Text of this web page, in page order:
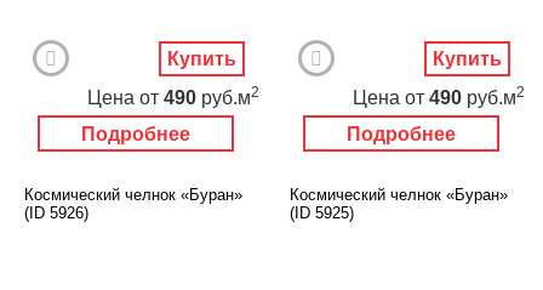
Подробнее
Цена от 490 руб.м2
Купить
Подробнее
Цена от 490 руб.м2
Купить
Космический челнок «Буран»
(ID 5926)
Космический челнок «Буран»
(ID 5925)